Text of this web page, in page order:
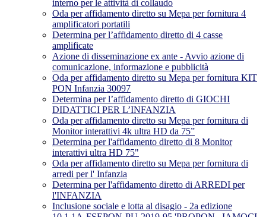
interno per le attività di collaudo
Oda per affidamento diretto su Mepa per fornitura 4
amplificatori portatili
Determina per l’affidamento diretto di 4 casse
amplificate
Azione di disseminazione ex ante - Avvio azione di
comunicazione, informazione e pubblicità
Oda per affidamento diretto su Mepa per fornitura KIT
PON Infanzia 30097
Determina per l’affidamento diretto di GIOCHI
DIDATTICI PER L’INFANZIA
Oda per affidamento diretto su Mepa per fornitura di
Monitor interattivi 4k ultra HD da 75”
Determina per l'affidamento diretto di 8 Monitor
interattivi ultra HD 75"
Oda per affidamento diretto su Mepa per fornitura di
arredi per l' Infanzia
Determina per l'affidamento diretto di ARREDI per
l'INFANZIA
Inclusione sociale e lotta al disagio - 2a edizione